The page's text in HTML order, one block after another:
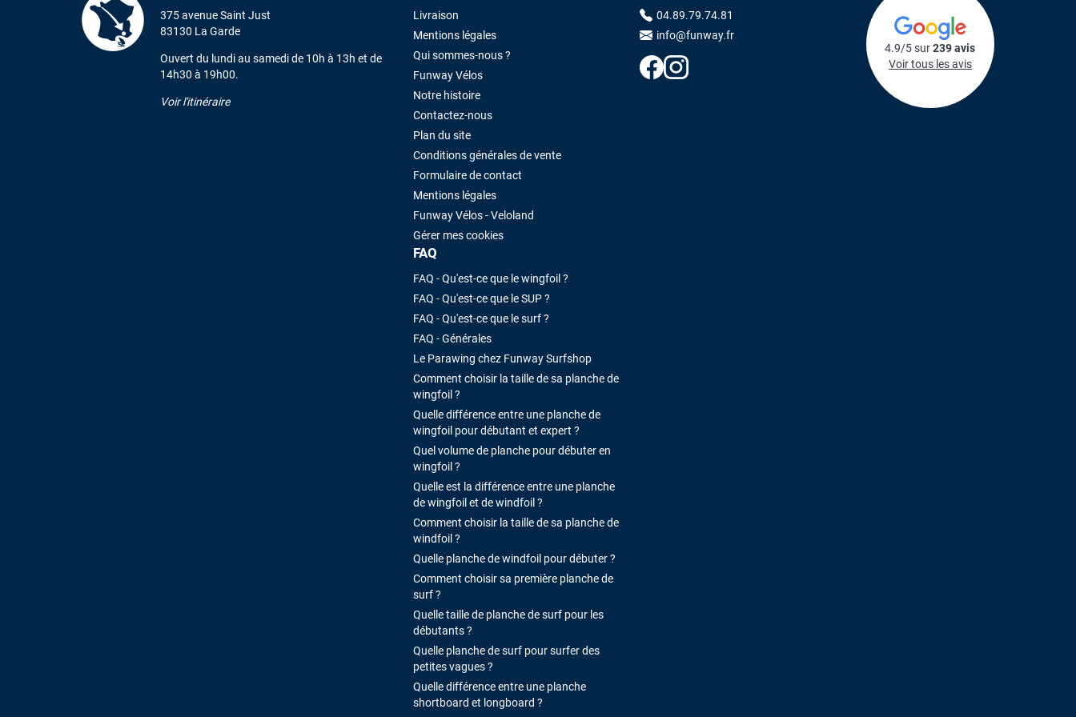
375 avenue Saint Just
83130 La Garde
Ouvert du lundi au samedi de 10h à 13h et de
14h30 à 19h00.
Voir l'itinéraire
Livraison
Mentions légales
Qui sommes-nous ?
Funway Vélos
Notre histoire
Contactez-nous
Plan du site
Conditions générales de vente
Formulaire de contact
Mentions légales
Funway Vélos - Veloland
Gérer mes cookies
FAQ
FAQ - Qu'est-ce que le wingfoil ?
FAQ - Qu'est-ce que le SUP ?
FAQ - Qu'est-ce que le surf ?
FAQ - Générales
Le Parawing chez Funway Surfshop
Comment choisir la taille de sa planche de
wingfoil ?
Quelle différence entre une planche de
wingfoil pour débutant et expert ?
Quel volume de planche pour débuter en
wingfoil ?
Quelle est la différence entre une planche
de wingfoil et de windfoil ?
Comment choisir la taille de sa planche de
windfoil ?
Quelle planche de windfoil pour débuter ?
Comment choisir sa première planche de
surf ?
Quelle taille de planche de surf pour les
débutants ?
Quelle planche de surf pour surfer des
petites vagues ?
Quelle différence entre une planche
shortboard et longboard ?
04.89.79.74.81
info@funway.fr
4.9/5 sur239 avis
Voir tous les avis